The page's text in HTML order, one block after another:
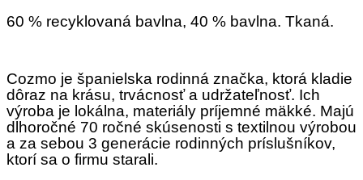
60 % recyklovaná bavlna, 40 % bavlna. Tkaná.
Cozmo je španielska rodinná značka, ktorá kladie
dôraz na krásu, trvácnosť a udržateľnosť. Ich
výroba je lokálna, materiály príjemné mäkké. Majú
dlhoročné 70 ročné skúsenosti s textilnou výrobou
a za sebou 3 generácie rodinných príslušníkov,
ktorí sa o firmu starali.